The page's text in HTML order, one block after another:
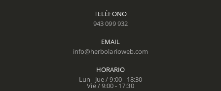
TELÉFONO
943 099 932
EMAIL
info@herbolarioweb.com
HORARIO
Lun - Jue / 9:00 - 18:30
Vie / 9:00 - 17:30